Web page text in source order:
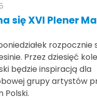
się XVI Plener
rozpocznie
Przez dziesięć
będzie inspiracją dla
grupy artystów
Polski.